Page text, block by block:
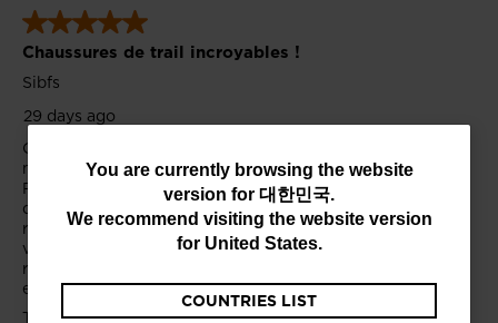
You
are
You are currently browsing the website
version for 대한민국.
We recommend visiting the website version
for United States.
COUNTRIES LIST